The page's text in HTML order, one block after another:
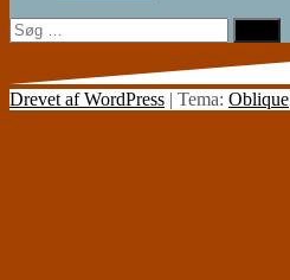
Søg
efter:
Drevet af WordPress | Tema: Oblique